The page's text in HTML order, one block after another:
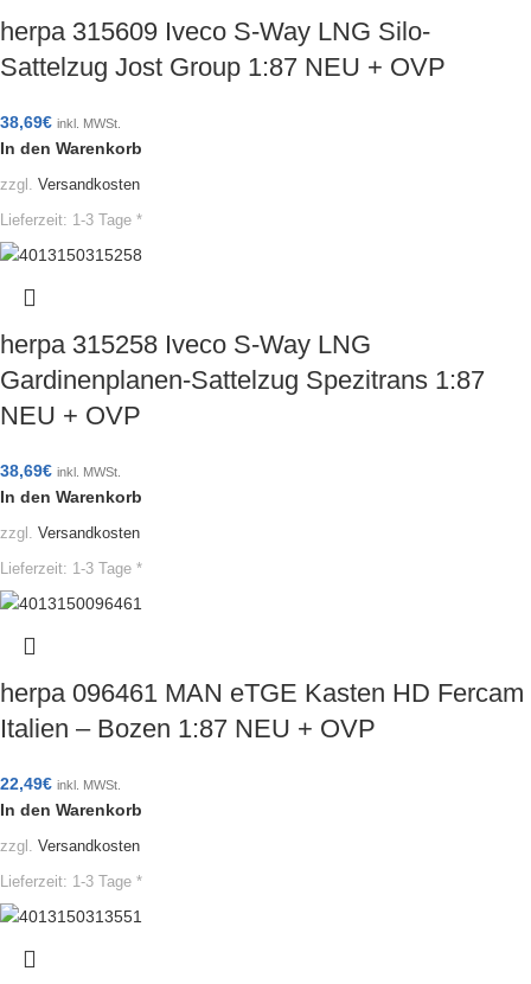
herpa 315609 Iveco S-Way LNG Silo-
Sattelzug Jost Group 1:87 NEU + OVP
38,69€ inkl. MWSt.
In den Warenkorb
zzgl. Versandkosten
Lieferzeit: 1-3 Tage *
herpa 315258 Iveco S-Way LNG
Gardinenplanen-Sattelzug Spezitrans 1:87
NEU + OVP
38,69€ inkl. MWSt.
In den Warenkorb
zzgl. Versandkosten
Lieferzeit: 1-3 Tage *
herpa 096461 MAN eTGE Kasten HD Fercam
Italien – Bozen 1:87 NEU + OVP
22,49€ inkl. MWSt.
In den Warenkorb
zzgl. Versandkosten
Lieferzeit: 1-3 Tage *